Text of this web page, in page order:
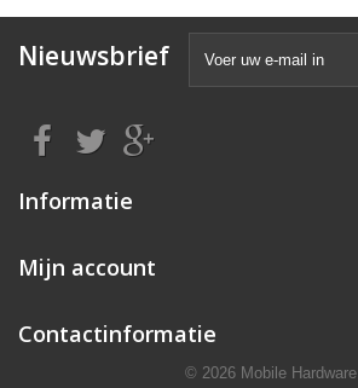
Nieuwsbrief
Informatie
Mijn account
Contactinformatie
© 2026 Mobile Hardware